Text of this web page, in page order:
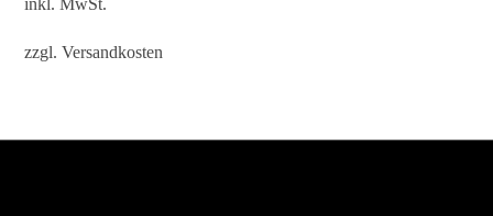
inkl. MwSt.
zzgl.Versandkosten